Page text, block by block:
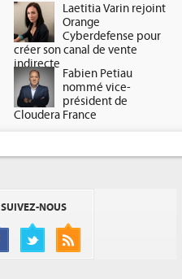
Laetitia Varin rejoint
Orange
Cyberdefense pour
créer son canal de vente
indirecte
Fabien Petiau
nommé vice-
président de
Cloudera France
SUIVEZ-NOUS